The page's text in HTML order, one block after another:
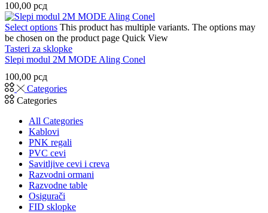
100,00 рсд
Select options This product has multiple variants. The options may
be chosen on the product page Quick View
Tasteri za sklopke
Slepi modul 2M MODE Aling Conel
100,00 рсд
Categories
Categories
All Categories
Kablovi
PNK regali
PVC cevi
Savitljive cevi i creva
Razvodni ormani
Razvodne table
Osigurači
FID sklopke